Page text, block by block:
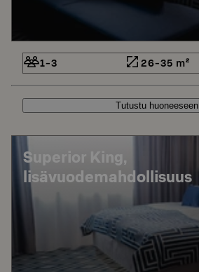
1-3 26-35 m²
Tutustu huoneeseen
Superior King,
lisävuodemahdollisuus